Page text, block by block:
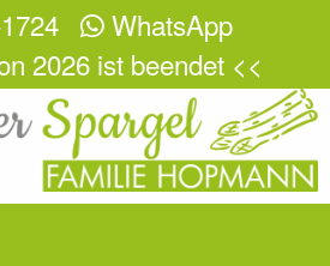
WhatsApp
2026 ist beendet <<